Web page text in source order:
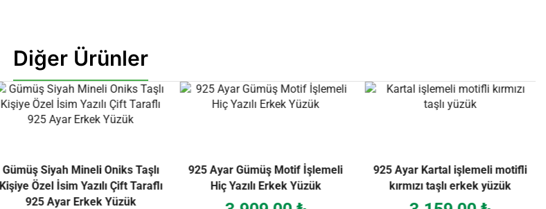
Diğer Ürünler
Gümüş Siyah Mineli Oniks Taşlı
Kişiye Özel İsim Yazılı Çift Taraflı
925 Ayar Erkek Yüzük
925 Ayar Gümüş Motif İşlemeli
Hiç Yazılı Erkek Yüzük
925 Ayar Kartal işlemeli motifli
kırmızı taşlı erkek yüzük